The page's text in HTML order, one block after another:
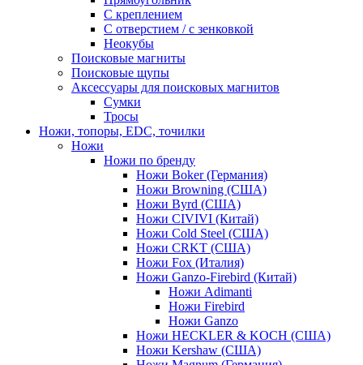
С креплением
С отверстием / с зенковкой
Неокубы
Поисковые магниты
Поисковые щупы
Аксессуары для поисковых магнитов
Сумки
Тросы
Ножи, топоры, EDC, точилки
Ножи
Ножи по бренду
Ножи Boker (Германия)
Ножи Browning (США)
Ножи Byrd (США)
Ножи CIVIVI (Китай)
Ножи Cold Steel (США)
Ножи CRKT (США)
Ножи Fox (Италия)
Ножи Ganzo-Firebird (Китай)
Ножи Adimanti
Ножи Firebird
Ножи Ganzo
Ножи HECKLER & KOCH (США)
Ножи Kershaw (США)